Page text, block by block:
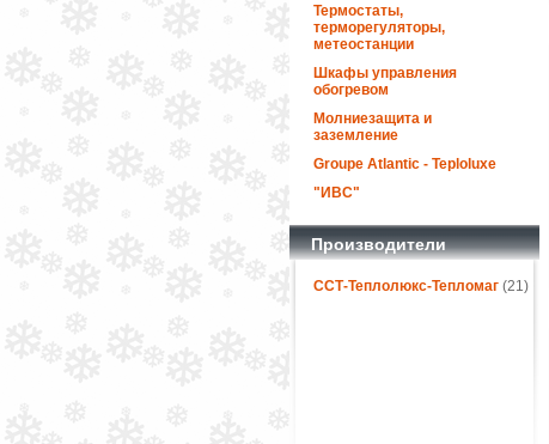
Термостаты,
терморегуляторы,
метеостанции
Шкафы управления
обогревом
Молниезащита и
заземление
Groupe Atlantic - Teploluxe
"ИВС"
Производители
ССТ-Теплолюкс-Тепломаг(21)